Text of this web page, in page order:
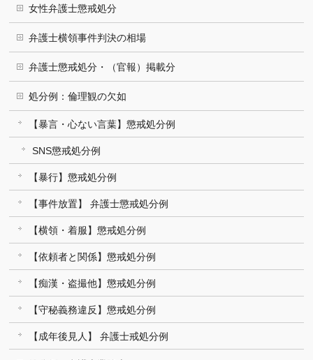
女性弁護士懲戒処分
弁護士横領事件判決の相場
弁護士懲戒処分・（官報）掲載分
処分例：倫理観の欠如
【暴言・心ない言葉】懲戒処分例
SNS懲戒処分例
【暴行】懲戒処分例
【事件放置】 弁護士懲戒処分例
【横領・着服】懲戒処分例
【依頼者と関係】懲戒処分例
【痴漢・盗撮他】懲戒処分例
【守秘義務違反】懲戒処分例
【成年後見人】 弁護士戒処分例